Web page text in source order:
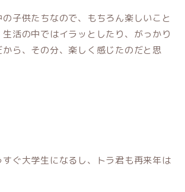
の子供たちなので、もちろん楽しいこと
活の中ではイラッとしたり、がっかり
ら、その分、楽しく感じたのだと思
ぐ大学生になるし、トラ君も再来年は